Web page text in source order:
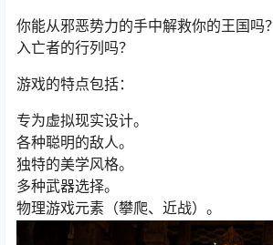
你能从邪恶势力的手中解救你的王国吗
入亡者的行列吗？
游戏的特点包括：
专为虚拟现实设计。
各种聪明的敌人。
独特的美学风格。
多种武器选择。
物理游戏元素（攀爬、近战）。